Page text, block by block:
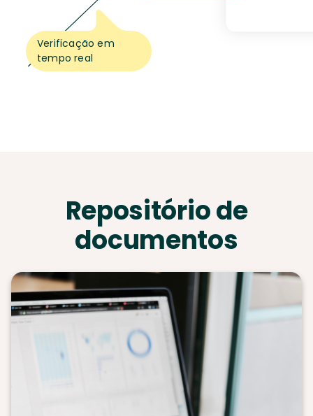
Verificação em
tempo real
Repositório de
documentos